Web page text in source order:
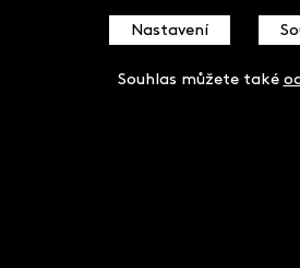
Nastavení
Souhlas můžete také